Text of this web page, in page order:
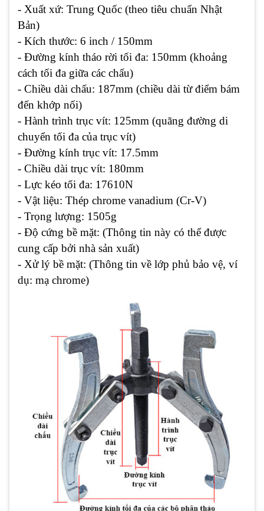
- Xuất xứ: Trung Quốc (theo tiêu chuẩn Nhật
Bản)
- Kích thước: 6 inch / 150mm
- Đường kính tháo rời tối đa: 150mm (khoảng
cách tối đa giữa các chấu)
- Chiều dài chấu: 187mm (chiều dài từ điểm bám
đến khớp nối)
- Hành trình trục vít: 125mm (quãng đường di
chuyển tối đa của trục vít)
- Đường kính trục vít: 17.5mm
- Chiều dài trục vít: 180mm
- Lực kéo tối đa: 17610N
- Vật liệu: Thép chrome vanadium (Cr-V)
- Trọng lượng: 1505g
- Độ cứng bề mặt: (Thông tin này có thể được
cung cấp bởi nhà sản xuất)
- Xử lý bề mặt: (Thông tin về lớp phủ bảo vệ, ví
dụ: mạ chrome)